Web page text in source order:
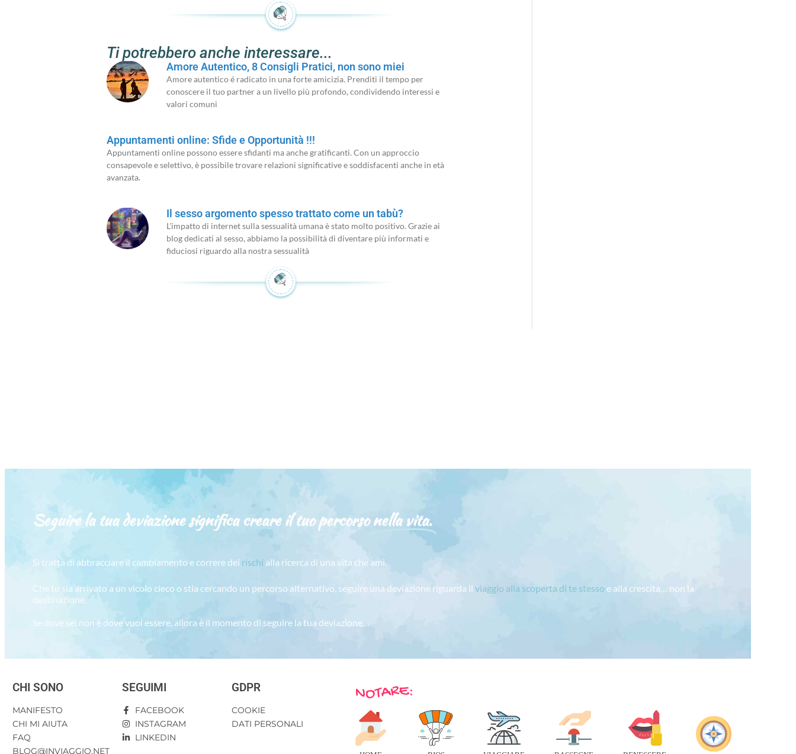
Ti potrebbero anche interessare...
Amore Autentico, 8 Consigli Pratici, non sono miei
Amore autentico é radicato in una forte amicizia. Prenditi il tempo per
conoscere il tuo partner a un livello più profondo, condividendo interessi e
valori comuni
Appuntamenti online: Sfide e Opportunità !!!
Appuntamenti online possono essere sfidanti ma anche gratificanti. Con un approccio
consapevole e selettivo, è possibile trovare relazioni significative e soddisfacenti anche in età
avanzata.
Il sesso argomento spesso trattato come un tabù?
L’impatto di internet sulla sessualità umana è stato molto positivo. Grazie ai
blog dedicati al sesso, abbiamo la possibilità di diventare più informati e
fiduciosi riguardo alla nostra sessualità
Seguire la tua deviazione significa creare il tuo percorso nella vita.
Si tratta di abbracciare il cambiamento e correre dei rischi alla ricerca di una vita che ami.
Che tu sia arrivato a un vicolo cieco o stia cercando un percorso alternativo, seguire una deviazione riguarda ilviaggio alla scoperta di te stesso e alla crescita… non la
destinazione.
Se dove sei non è dove vuoi essere, allora è il momento di seguire la tua deviazione…
CHI SONO
MANIFESTO
CHI MI AIUTA
FAQ
BLOG@INVIAGGIO.NET
SEGUIMI
FACEBOOK
INSTAGRAM
LINKEDIN
GDPR
COOKIE
DATI PERSONALI